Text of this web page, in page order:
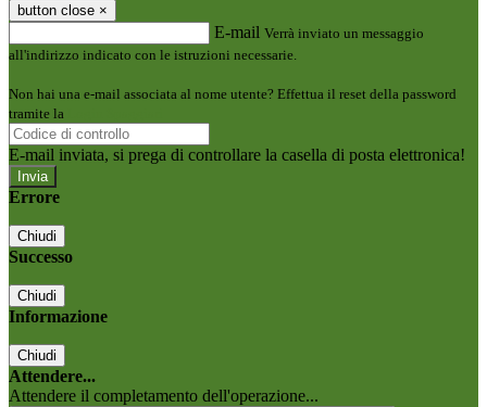
button close ×
E-mail Verrà inviato un messaggio
all'indirizzo indicato con le istruzioni necessarie.
Non hai una e-mail associata al nome utente? Effettua il reset della password
tramite la
E-mail inviata, si prega di controllare la casella di posta elettronica!
Errore
Chiudi
Successo
Chiudi
Informazione
Chiudi
Attendere...
Attendere il completamento dell'operazione...